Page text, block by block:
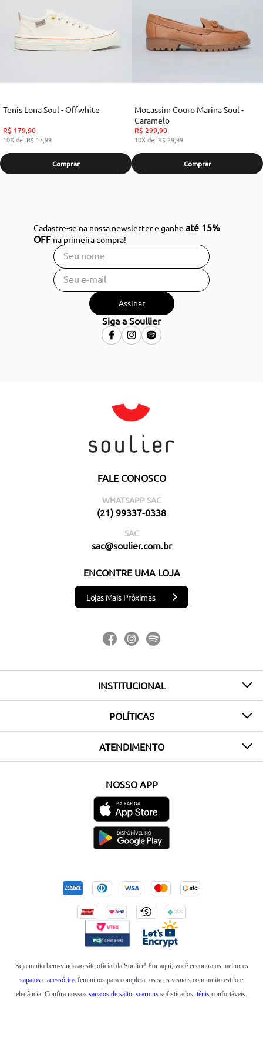
Tenis Lona Soul - Offwhite
R$ 179,90
10
R$ 17,99
Comprar
Mocassim Couro Marina Soul -
Caramelo
R$ 299,90
10
R$ 29,99
Comprar
Cadastre-se na nossa newsletter e ganheaté 15%
OFF na primeira compra!
Assinar
Siga a Soullier
FALE CONOSCO
WHATSAPP SAC
(21) 99337-0338
SAC
sac@soulier.com.br
ENCONTRE UMA LOJA
Lojas Mais Próximas
INSTITUCIONAL
POLÍTICAS
ATENDIMENTO
NOSSO APP
Seja muito bem-vinda ao site oficial da Soulier! Por aqui, você encontra os melhores
sapatos e acessórios femininos para completar os seus visuais com muito estilo e
elegância. Confira nossos sapatos de salto, scarpins sofisticados, tênis confortáveis,